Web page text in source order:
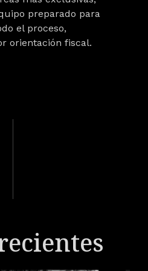
preparado para
el proceso,
orientación fiscal.